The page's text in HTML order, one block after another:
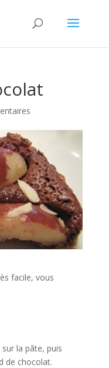
facile, vous
la pâte, puis
de chocolat.